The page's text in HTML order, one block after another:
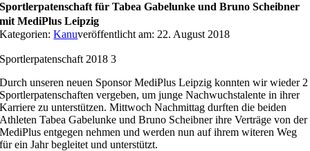
Sportlerpatenschaft für Tabea Gabelunke und Bruno Scheibner
mit MediPlus Leipzig
Kategorien:Kanuveröffentlicht am: 22. August 2018
Sportlerpatenschaft 2018 3
Durch unseren neuen Sponsor MediPlus Leipzig konnten wir wieder 2
Sportlerpatenschaften vergeben, um junge Nachwuchstalente in ihrer
Karriere zu unterstützen. Mittwoch Nachmittag durften die beiden
Athleten Tabea Gabelunke und Bruno Scheibner ihre Verträge von der
MediPlus entgegen nehmen und werden nun auf ihrem witeren Weg
für ein Jahr begleitet und unterstützt.